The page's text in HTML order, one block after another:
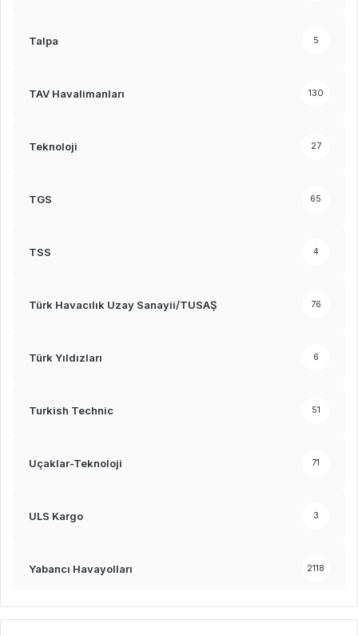
Talpa 5
TAV Havalimanları 130
Teknoloji 27
TGS 65
TSS 4
Türk Havacılık Uzay Sanayii/TUSAŞ 76
Türk Yıldızları 6
Turkish Technic 51
Uçaklar-Teknoloji 71
ULS Kargo 3
Yabancı Havayolları 2118